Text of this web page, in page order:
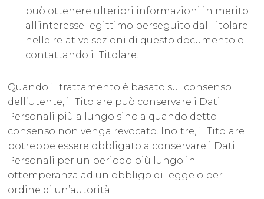
può ottenere ulteriori informazioni in merito
all’interesse legittimo perseguito dal Titolare
nelle relative sezioni di questo documento o
contattando il Titolare.
Quando il trattamento è basato sul consenso
dell’Utente, il Titolare può conservare i Dati
Personali più a lungo sino a quando detto
consenso non venga revocato. Inoltre, il Titolare
potrebbe essere obbligato a conservare i Dati
Personali per un periodo più lungo in
ottemperanza ad un obbligo di legge o per
ordine di un’autorità.